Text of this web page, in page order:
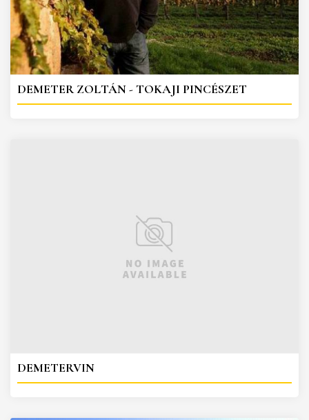
DEMETER ZOLTÁN - TOKAJI PINCÉSZET
DEMETERVIN